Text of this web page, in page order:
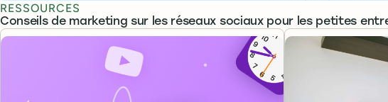
RESSOURCES
Conseils de marketing sur les réseaux sociaux pour les petites